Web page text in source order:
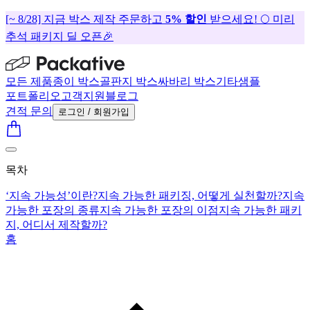
[~ 8/28] 지금 박스 제작 주문하고 5% 할인 받으세요! 🌕 미리
추석 패키지 딜 오픈🎉
모든 제품종이 박스골판지 박스싸바리 박스기타샘플
포트폴리오 고객지원 블로그
견적 문의
로그인 / 회원가입
목차
‘지속 가능성’이란?지속 가능한 패키징, 어떻게 실천할까?지속
가능한 포장의 종류지속 가능한 포장의 이점지속 가능한 패키
지, 어디서 제작할까?
홈